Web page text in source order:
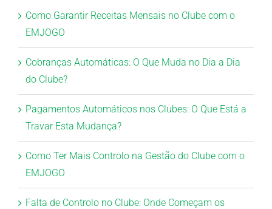
Como Garantir Receitas Mensais no Clube com o
EMJOGO
Cobranças Automáticas: O Que Muda no Dia a Dia
do Clube?
Pagamentos Automáticos nos Clubes: O Que Está a
Travar Esta Mudança?
Como Ter Mais Controlo na Gestão do Clube com o
EMJOGO
Falta de Controlo no Clube: Onde Começam os